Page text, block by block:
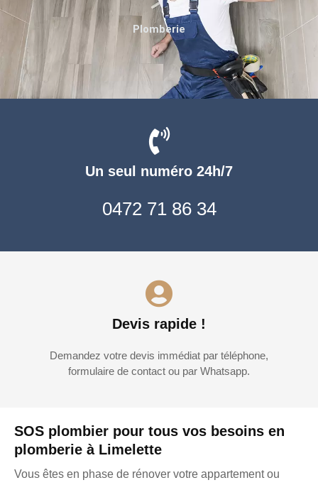
SOS plombier pour tous vos besoins en
plomberie à Limelette
Vous êtes en phase de rénover votre appartement ou
Un seul numéro 24h/7
0472 71 86 34
Devis rapide !
Demandez votre devis immédiat par téléphone,
formulaire de contact ou par Whatsapp.
Plomberie